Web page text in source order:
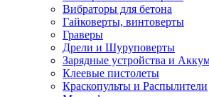
Вибраторы для бетона
Гайковерты, винтоверты
Граверы
Дрели и Шуруповерты
Зарядные устройства и
Клеевые пистолеты
Краскопульты и Распылители